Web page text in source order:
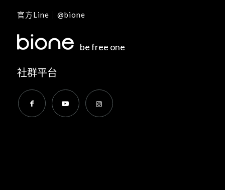
官方Line｜ @bione
be free one
社群平台